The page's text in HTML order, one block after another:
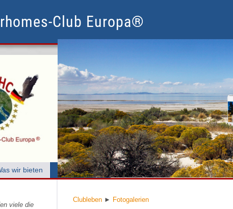
Club Europa®
wir bieten Clubleben Mitglied werden Nur für
viele die
Clubleben ► Fotogalerien